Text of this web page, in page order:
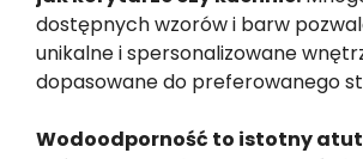
dostępnych wzorów i barw
unikalne i spersonalizowane
dopasowane do preferowanego
Wodoodporność to istotny